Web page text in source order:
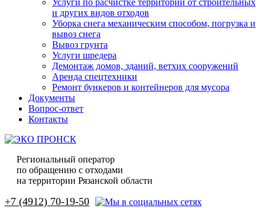
Услуги по расчистке территории от строительных
и других видов отходов
Уборка снега механическим способом, погрузка и
вывоз снега
Вывоз грунта
Услуги шредера
Демонтаж домов, зданий, ветхих сооружений
Аренда спецтехники
Ремонт бункеров и контейнеров для мусора
Документы
Вопрос-ответ
Контакты
Региональный оператор
по обращению с отходами
на территории Рязанской области
+7 (4912) 70-19-50